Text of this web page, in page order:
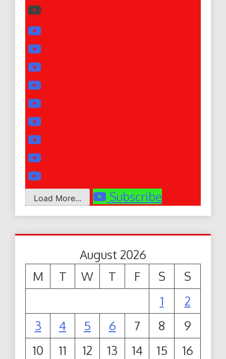
Load More... Subscribe
August 2026
M
T W T F S
S
1
2
3
4 5 6 7 8
9
10
11 12 13 14 15
16